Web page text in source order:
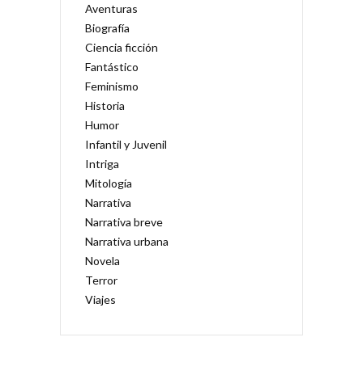
Aventuras
Biografía
Ciencia ficción
Fantástico
Feminismo
Historia
Humor
Infantil y Juvenil
Intriga
Mitología
Narrativa
Narrativa breve
Narrativa urbana
Novela
Terror
Viajes